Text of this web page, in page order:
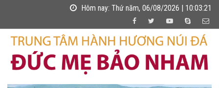
Hôm nay: Thứ năm, 06/08/2026 | 10:03:22